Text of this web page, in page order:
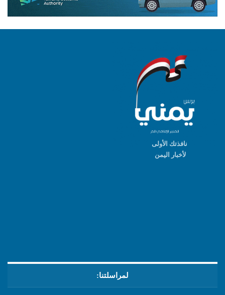
نافذتك الأولى
لأخبار اليمن
لمراسلتنا: